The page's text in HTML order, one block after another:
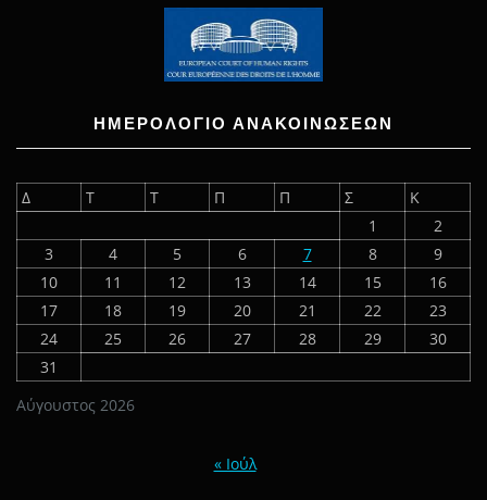
ΗΜΕΡΟΛΟΓΙΟ ΑΝΑΚΟΙΝΩΣΕΩΝ
Αύγουστος 2026
Δ Τ Τ Π Π Σ
Κ
1
2
3
4 5 6 7 8
9
10
11 12 13 14 15
16
17
18 19 20 21 22
23
24
25 26 27 28 29
30
31
« Ιούλ